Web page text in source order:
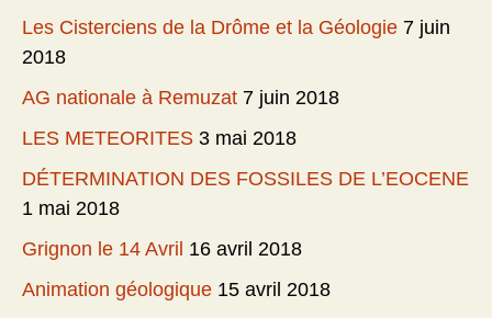
Les Cisterciens de la Drôme et la Géologie 7 juin
2018
AG nationale à Remuzat 7 juin 2018
LES METEORITES 3 mai 2018
DÉTERMINATION DES FOSSILES DE L’EOCENE
1 mai 2018
Grignon le 14 Avril 16 avril 2018
Animation géologique 15 avril 2018